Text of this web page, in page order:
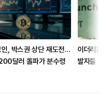
인, 박스권 상단 재도전…
달러 돌파가 분수령
이더리
발자들 “